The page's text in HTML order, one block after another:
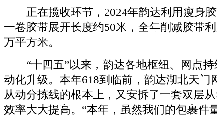
正在揽收环节，2024年韵达利用瘦身胶
一卷胶带展开长度约50米，全年削减胶带
万平方米。
“十四五”以来，韵达各地枢纽、网点持
动化升级。本年618到临前，韵达湖北天门
从动分拣线的根本上，又安拆了一套双层
效率大大提高。“本年，虽然我们的包裹件